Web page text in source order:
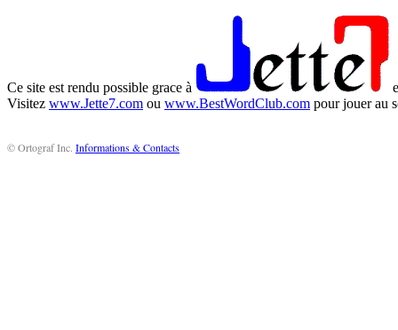
Ce site est rendu possible grace à
Visitez www.Jette7.com ou www.BestWordClub.com pour jouer au
© Ortograf Inc. Informations & Contacts